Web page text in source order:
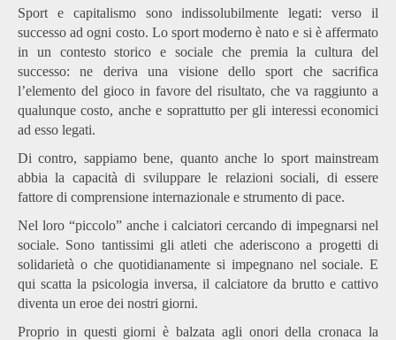
Sport e capitalismo sono indissolubilmente legati: verso il
successo ad ogni costo. Lo sport moderno è nato e si è affermato
in un contesto storico e sociale che premia la cultura del
successo: ne deriva una visione dello sport che sacrifica
l’elemento del gioco in favore del risultato, che va raggiunto a
qualunque costo, anche e soprattutto per gli interessi economici
ad esso legati.
Di contro, sappiamo bene, quanto anche lo sport mainstream
abbia la capacità di sviluppare le relazioni sociali, di essere
fattore di comprensione internazionale e strumento di pace.
Nel loro “piccolo” anche i calciatori cercando di impegnarsi nel
sociale. Sono tantissimi gli atleti che aderiscono a progetti di
solidarietà o che quotidianamente si impegnano nel sociale. E
qui scatta la psicologia inversa, il calciatore da brutto e cattivo
diventa un eroe dei nostri giorni.
Proprio in questi giorni è balzata agli onori della cronaca la